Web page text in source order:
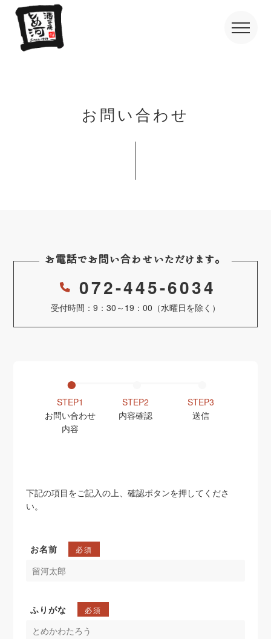
お問い合わせ
お電話でお問い合わせいただけます。
072-445-6034
受付時間：9：30～19：00（水曜日を除く）
STEP1
お問い合わせ
内容
STEP2
内容確認
STEP3
送信
下記の項目をご記入の上、確認ボタンを押してくださ
い。
お名前 必須
ふりがな 必須